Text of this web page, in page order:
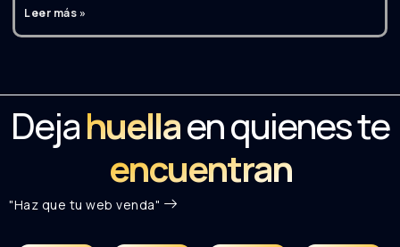
Leer más »
Dejahuellaen quienes te
encuentran
"Haz que tu web venda"